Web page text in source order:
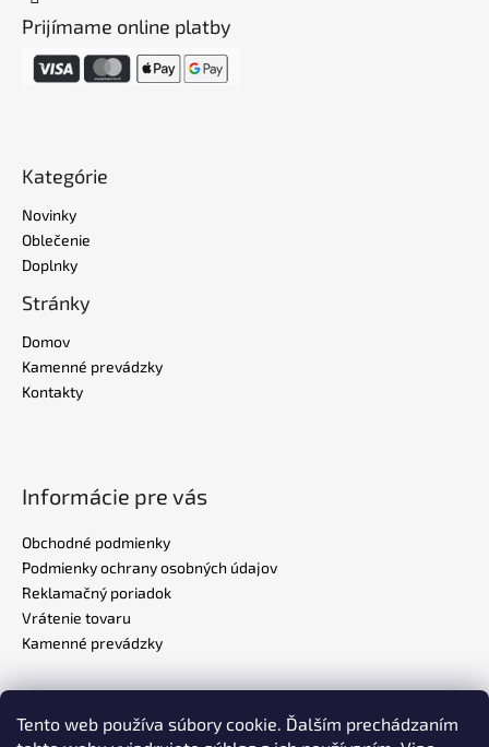
Tento web používa súbory cookie. Ďalším prechádzaním
Prijímame online platby
Kategórie
Novinky
Oblečenie
Doplnky
Stránky
Domov
Kamenné prevádzky
Kontakty
Informácie pre vás
Obchodné podmienky
Podmienky ochrany osobných údajov
Reklamačný poriadok
Vrátenie tovaru
Kamenné prevádzky
Realizovalo štúdioADATELIER